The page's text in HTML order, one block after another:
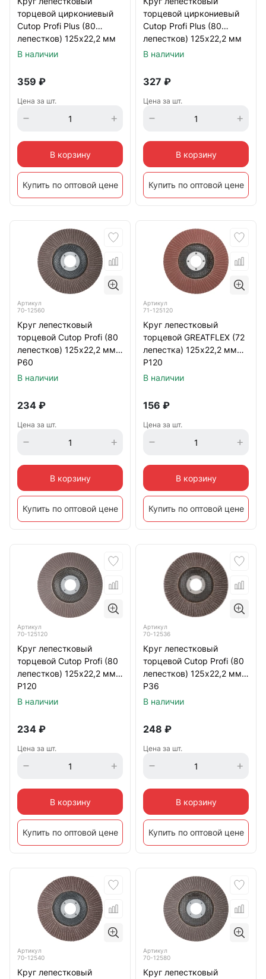
торцевой циркониевый
Cutop Profi Plus (80
лепестков) 125х22,2 мм
Р36 (CUTOP)
В наличии
359 ₽
Цена за шт.
В корзину
Купить по оптовой цене
торцевой циркониевый
Cutop Profi Plus (80
лепестков) 125х22,2 мм
Р100 (CUTOP)
В наличии
327 ₽
Цена за шт.
В корзину
Купить по оптовой цене
Артикул
70-12560
Круг лепестковый
торцевой Cutop Profi (80
лепестков) 125х22,2 мм
Р60
В наличии
234 ₽
Цена за шт.
В корзину
Купить по оптовой цене
Артикул
71-125120
Круг лепестковый
торцевой GREATFLEX (72
лепестка) 125х22,2 мм
Р120
В наличии
156 ₽
Цена за шт.
В корзину
Купить по оптовой цене
Артикул
70-125120
Круг лепестковый
торцевой Cutop Profi (80
лепестков) 125х22,2 мм
Р120
В наличии
234 ₽
Цена за шт.
В корзину
Купить по оптовой цене
Артикул
70-12536
Круг лепестковый
торцевой Cutop Profi (80
лепестков) 125х22,2 мм
Р36
В наличии
248 ₽
Цена за шт.
В корзину
Купить по оптовой цене
Артикул
70-12540
Круг лепестковый
Артикул
70-12580
Круг лепестковый